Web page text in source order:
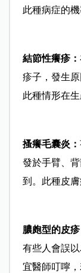
此種病症的機
結節性癢疹：
疹子，發生
此種情形在生
搔癢毛囊炎：
發於手臂、
到。此種皮
膿皰型的皮疹
有些人會誤
宜醫師叮嚀